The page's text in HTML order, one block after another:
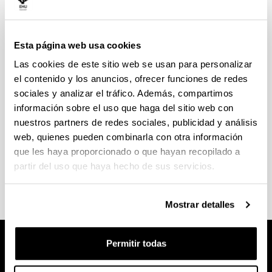
Esta página web usa cookies
Las cookies de este sitio web se usan para personalizar
el contenido y los anuncios, ofrecer funciones de redes
sociales y analizar el tráfico. Además, compartimos
información sobre el uso que haga del sitio web con
nuestros partners de redes sociales, publicidad y análisis
web, quienes pueden combinarla con otra información
que les haya proporcionado o que hayan recopilado a
partir del uso que haya hecho de sus servicios.
Mostrar detalles
Permitir todas
Solicitud de programas de asignaturas
La solicitud se enviará por correo electrónico a la
dirección:secretaria.etsa@ehu.eus
(Abre una nueva ventana)
Plan 1983
(Abre una nueva ventana)
Plan 2003 (PDF, 106,62KB)
(Abre una nueva ventana)
Grado en Fundamentos de Arquitectura(PDF,
139,92KB